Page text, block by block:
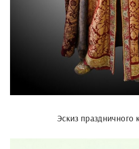
Эскиз праздничного